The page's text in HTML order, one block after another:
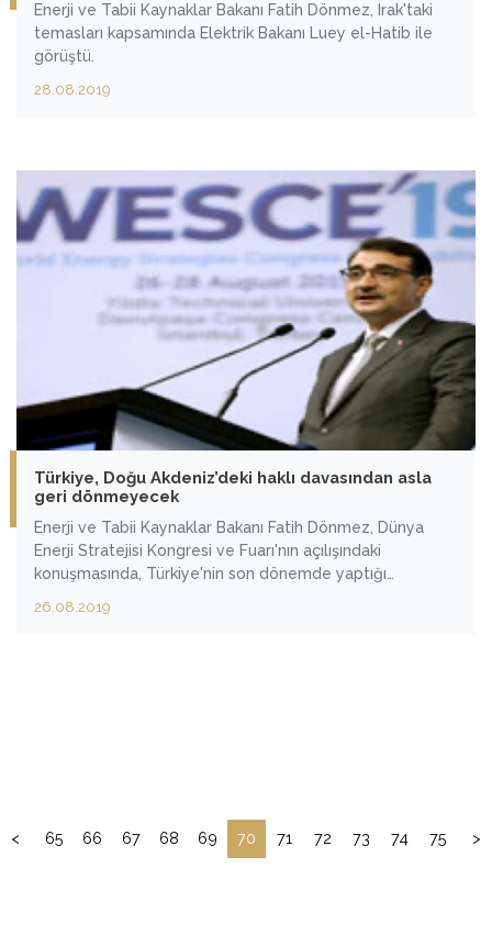
Enerji ve Tabii Kaynaklar Bakanı Fatih Dönmez, Irak'taki
temasları kapsamında Elektrik Bakanı Luey el-Hatib ile
görüştü.
28.08.2019
Türkiye, Doğu Akdeniz’deki haklı davasından asla
geri dönmeyecek
Enerji ve Tabii Kaynaklar Bakanı Fatih Dönmez, Dünya
Enerji Stratejisi Kongresi ve Fuarı'nın açılışındaki
konuşmasında, Türkiye'nin son dönemde yaptığı
26.08.2019
< 65 66 67 68 69 70 71 72 73 74 75 >